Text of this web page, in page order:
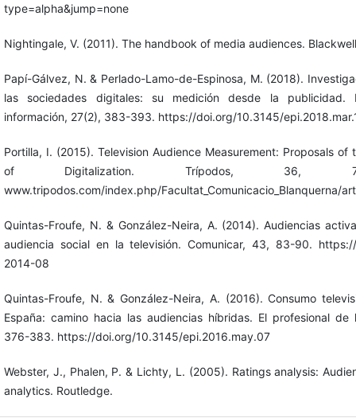
type=alpha&jump=none
Nightingale, V. (2011). The handbook of media audiences.
Papí-Gálvez, N. & Perlado-Lamo-de-Espinosa, M. (2018).
las sociedades digitales: su medición desde la publicidad.
información, 27(2), 383-393. https://doi.org/10.3145/
Portilla, I. (2015). Television Audience Measurement: Proposals of
of Digitalization. Trípodos, 36,
www.tripodos.com/index.php/Facultat_Comunicacio_Blanquerna/
Quintas-Froufe, N. & González-Neira, A. (2014). Audiencias
audiencia social en la televisión. Comunicar, 43, 83-90.
2014-08
Quintas-Froufe, N. & González-Neira, A. (2016). Consumo
España: camino hacia las audiencias híbridas. El profesional de
376-383. https://doi.org/10.3145/epi.2016.may.07
Webster, J., Phalen, P. & Lichty, L. (2005). Ratings analysis:
analytics. Routledge.